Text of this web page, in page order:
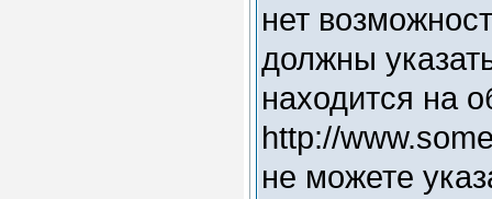
нет
должны
находится на
http://
не можете